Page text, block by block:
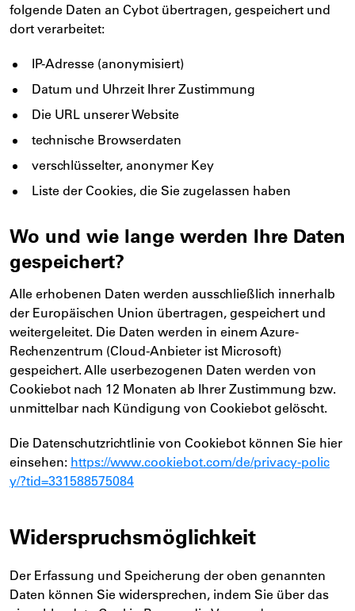
folgende Daten an Cybot übertragen, gespeichert und
dort verarbeitet:
IP-Adresse (anonymisiert)
Datum und Uhrzeit Ihrer Zustimmung
Die URL unserer Website
technische Browserdaten
verschlüsselter, anonymer Key
Liste der Cookies, die Sie zugelassen haben
Wo und wie lange werden Ihre Daten
gespeichert?
Alle erhobenen Daten werden ausschließlich innerhalb
der Europäischen Union übertragen, gespeichert und
weitergeleitet. Die Daten werden in einem Azure-
Rechenzentrum (Cloud-Anbieter ist Microsoft)
gespeichert. Alle userbezogenen Daten werden von
Cookiebot nach 12 Monaten ab Ihrer Zustimmung bzw.
unmittelbar nach Kündigung von Cookiebot gelöscht.
Die Datenschutzrichtlinie von Cookiebot können Sie hier
einsehen: https://www.cookiebot.com/de/privacy-polic
y/?tid=331588575084
Widerspruchsmöglichkeit
Der Erfassung und Speicherung der oben genannten
Daten können Sie widersprechen, indem Sie über das